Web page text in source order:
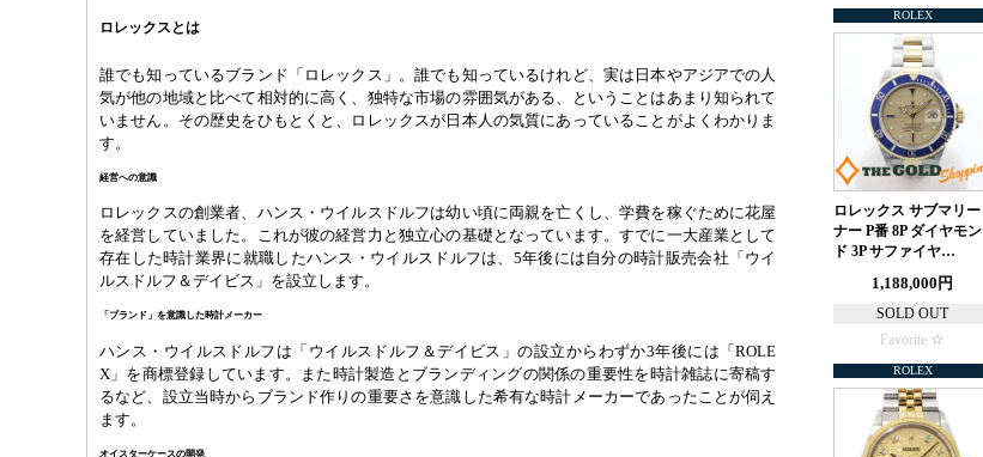
ロレックスとは
誰でも知っているブランド「ロレックス」。誰でも知っているけれど、実は日本やアジアでの人
気が他の地域と比べて相対的に高く、独特な市場の雰囲気がある、ということはあまり知られて
いません。その歴史をひもとくと、ロレックスが日本人の気質にあっていることがよくわかりま
す。
経営への意識
ロレックスの創業者、ハンス・ウイルスドルフは幼い頃に両親を亡くし、学費を稼ぐために花屋
を経営していました。これが彼の経営力と独立心の基礎となっています。すでに一大産業として
存在した時計業界に就職したハンス・ウイルスドルフは、5年後には自分の時計販売会社「ウイ
ルスドルフ＆デイビス」を設立します。
「ブランド」を意識した時計メーカー
ハンス・ウイルスドルフは「ウイルスドルフ＆デイビス」の設立からわずか3年後には「ROLE
X」を商標登録しています。また時計製造とブランディングの関係の重要性を時計雑誌に寄稿す
るなど、設立当時からブランド作りの重要さを意識した希有な時計メーカーであったことが伺え
ます。
オイスターケースの開発
ROLEX
ロレックス サブマリー
ナー P番 8P ダイヤモン
ド 3P サファイヤ…
1,188,000円
SOLD OUT
Favorite
ROLEX